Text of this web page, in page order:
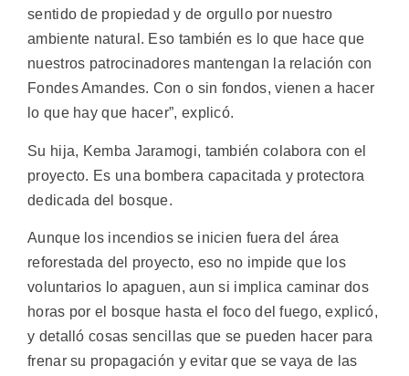
sentido de propiedad y de orgullo por nuestro
ambiente natural. Eso también es lo que hace que
nuestros patrocinadores mantengan la relación con
Fondes Amandes. Con o sin fondos, vienen a hacer
lo que hay que hacer”, explicó.
Su hija, Kemba Jaramogi, también colabora con el
proyecto. Es una bombera capacitada y protectora
dedicada del bosque.
Aunque los incendios se inicien fuera del área
reforestada del proyecto, eso no impide que los
voluntarios lo apaguen, aun si implica caminar dos
horas por el bosque hasta el foco del fuego, explicó,
y detalló cosas sencillas que se pueden hacer para
frenar su propagación y evitar que se vaya de las